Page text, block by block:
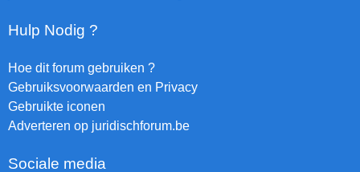
Hulp Nodig ?
Hoe dit forum gebruiken ?
Gebruiksvoorwaarden en Privacy
Gebruikte iconen
Adverteren op juridischforum.be
Sociale media